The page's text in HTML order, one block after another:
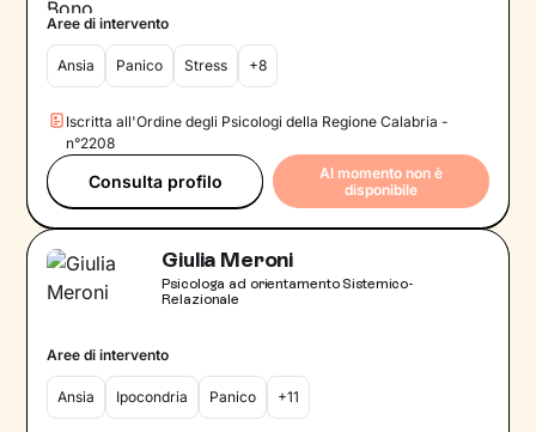
Aree di intervento
Ansia Panico Stress +8
Iscritta all'Ordine degli Psicologi della Regione Calabria -
n°2208
Consulta profilo
Al momento non è
disponibile
Giulia Meroni
Psicologa ad orientamento Sistemico-
Relazionale
Aree di intervento
Ansia Ipocondria Panico +11